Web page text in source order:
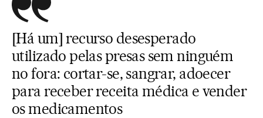
[Há um] recurso desesperado
utilizado pelas presas sem ninguém
no fora: cortar-se, sangrar, adoecer
para receber receita médica e vender
os medicamentos